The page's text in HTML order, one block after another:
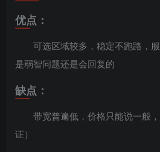
优点：
可选区域较多，稳定不跑路，
是弱智问题还是会回复的
缺点：
带宽普遍低，价格只能说一般
证）